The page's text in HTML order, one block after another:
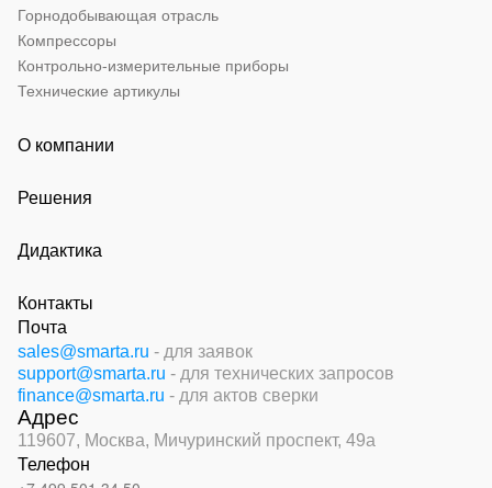
Горнодобывающая отрасль
Компрессоры
Контрольно-измерительные приборы
Технические артикулы
О компании
Решения
Дидактика
Контакты
Почта
sales@smarta.ru - для заявок
support@smarta.ru - для технических запросов
finance@smarta.ru - для актов сверки
Адрес
119607, Москва, Мичуринский проспект, 49а
Телефон